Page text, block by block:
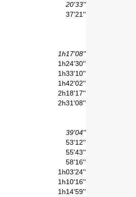
20'33''
37'21''
1h17'08''
1h24'30''
1h33'10''
1h42'02''
2h18'17''
2h31'08''
39'04''
53'12''
55'43''
58'16''
1h03'24''
1h10'16''
1h14'59''